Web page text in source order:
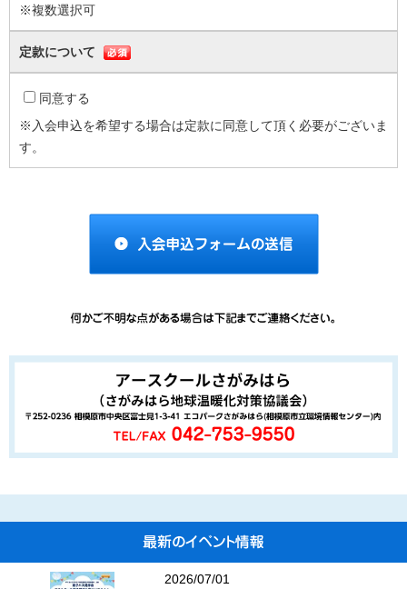
２ 副理事長は、理事長を補佐し、理事長に事故あるとき又は理事長が
欠けたときは、理事長があらかじめ指名した順序によって、その職務を
執行する。
３ 理事は、理事会を構成し、この定款の定め及び理事会の議決に基づ
き、この法人の業務を執行する。
４ 監事は、次に掲げる職務を行う。
(4) 前号の報告をするため必要がある場合には、総会を招集するこ
事に意見を述べ、若しくは理事会の招集を請求すること。
第１６条 役員の任期は、２年とする。ただし、再任を妨げない。
２ 補欠のため、又は増員によって就任した役員の任期は、それぞれの
前任者又は現任者の任期の残存期間とする。
３ 役員は、辞任又は任期満了後においても、後任者が就任するまで
は、その職務を行わなければならない。
第１８条 役員が次の各号の一に該当するに至ったときは、総会におい
て正会員総数の４分の３以上の議決により、これを解任することができ
※複数選択可
定款について
同意する
※入会申込を希望する場合は定款に同意して頂く必要がございま
す。
2026/07/01